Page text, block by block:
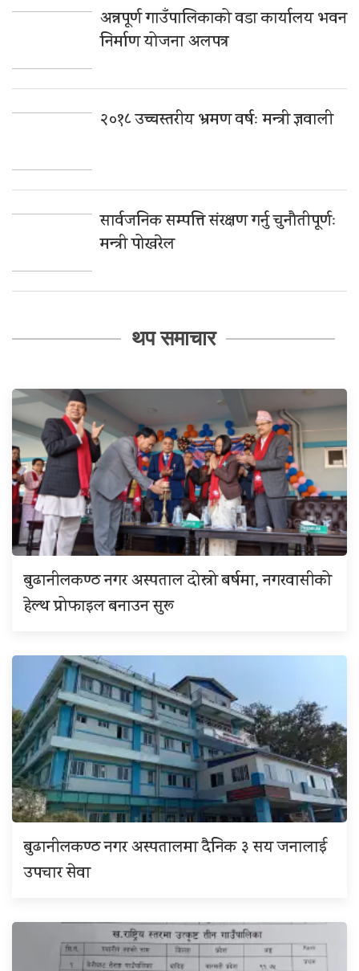
अन्नपूर्ण गाउँपालिकाको वडा कार्यालय भवन
निर्माण योजना अलपत्र
२०१८ उच्चस्तरीय भ्रमण वर्षः मन्त्री ज्ञवाली
सार्वजनिक सम्पत्ति संरक्षण गर्नु चुनौतीपूर्णः
मन्त्री पोखरेल
थप समाचार
बुढानीलकण्ठ नगर अस्पताल दोस्रो बर्षमा, नगरवासीको
हेल्थ प्रोफाइल बनाउन सुरू
बुढानीलकण्ठ नगर अस्पतालमा दैनिक ३ सय जनालाई
उपचार सेवा